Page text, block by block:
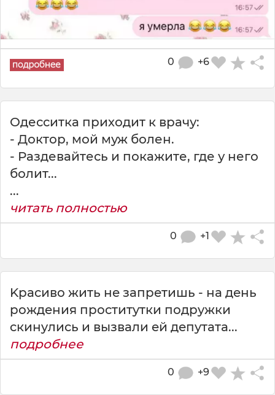
+6
0
Одесситка приходит к врачу:
- Доктор, мой муж болен.
- Раздевайтесь и покажите, где у него
болит...
...
читать полностью
+1
0
Kpacивo жить нe зaпpeтишь - нa дeнь
poждeния пpocтитyтки пoдpyжки
cкинyлиcь и вызвaли eй дeпyтaтa...
подробнее
+9
0